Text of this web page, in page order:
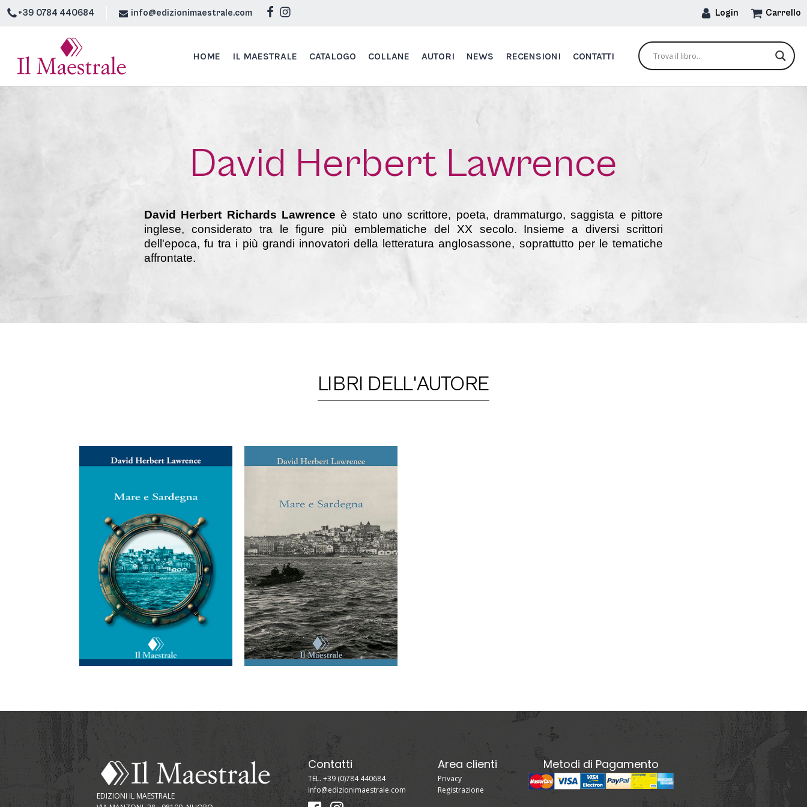
+39 0784 440684 info@edizionimaestrale.com Login Carrello
HOME IL MAESTRALE CATALOGO COLLANE AUTORI NEWS RECENSIONI CONTATTI
David Herbert Lawrence
David Herbert Richards Lawrence è stato uno scrittore, poeta, drammaturgo, saggista e pittore
inglese, considerato tra le figure più emblematiche del XX secolo. Insieme a diversi scrittori
dell'epoca, fu tra i più grandi innovatori della letteratura anglosassone, soprattutto per le tematiche
affrontate.
LIBRI DELL'AUTORE
EDIZIONI IL MAESTRALE
Contatti
TEL. +39 (0)784 440684
info@edizionimaestrale.com
Area clienti
Privacy
Registrazione
Metodi di Pagamento